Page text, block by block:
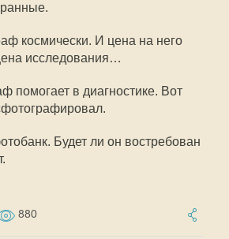
космически. И цена на него
исследования…
помогает в диагностике. Вот
Будет ли он востребован
880